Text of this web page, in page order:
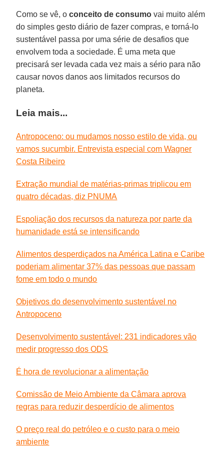
Como se vê, oconceito de consumo vai muito além
do simples gesto diário de fazer compras, e torná-lo
sustentável passa por uma série de desafios que
envolvem toda a sociedade. É uma meta que
precisará ser levada cada vez mais a sério para não
causar novos danos aos limitados recursos do
planeta.
Leia mais...
Antropoceno: ou mudamos nosso estilo de vida, ou
vamos sucumbir. Entrevista especial com Wagner
Costa Ribeiro
Extração mundial de matérias-primas triplicou em
quatro décadas, diz PNUMA
Espoliação dos recursos da natureza por parte da
humanidade está se intensificando
Alimentos desperdiçados na América Latina e Caribe
poderiam alimentar 37% das pessoas que passam
fome em todo o mundo
Objetivos do desenvolvimento sustentável no
Antropoceno
Desenvolvimento sustentável: 231 indicadores vão
medir progresso dos ODS
É hora de revolucionar a alimentação
Comissão de Meio Ambiente da Câmara aprova
regras para reduzir desperdício de alimentos
O preço real do petróleo e o custo para o meio
ambiente